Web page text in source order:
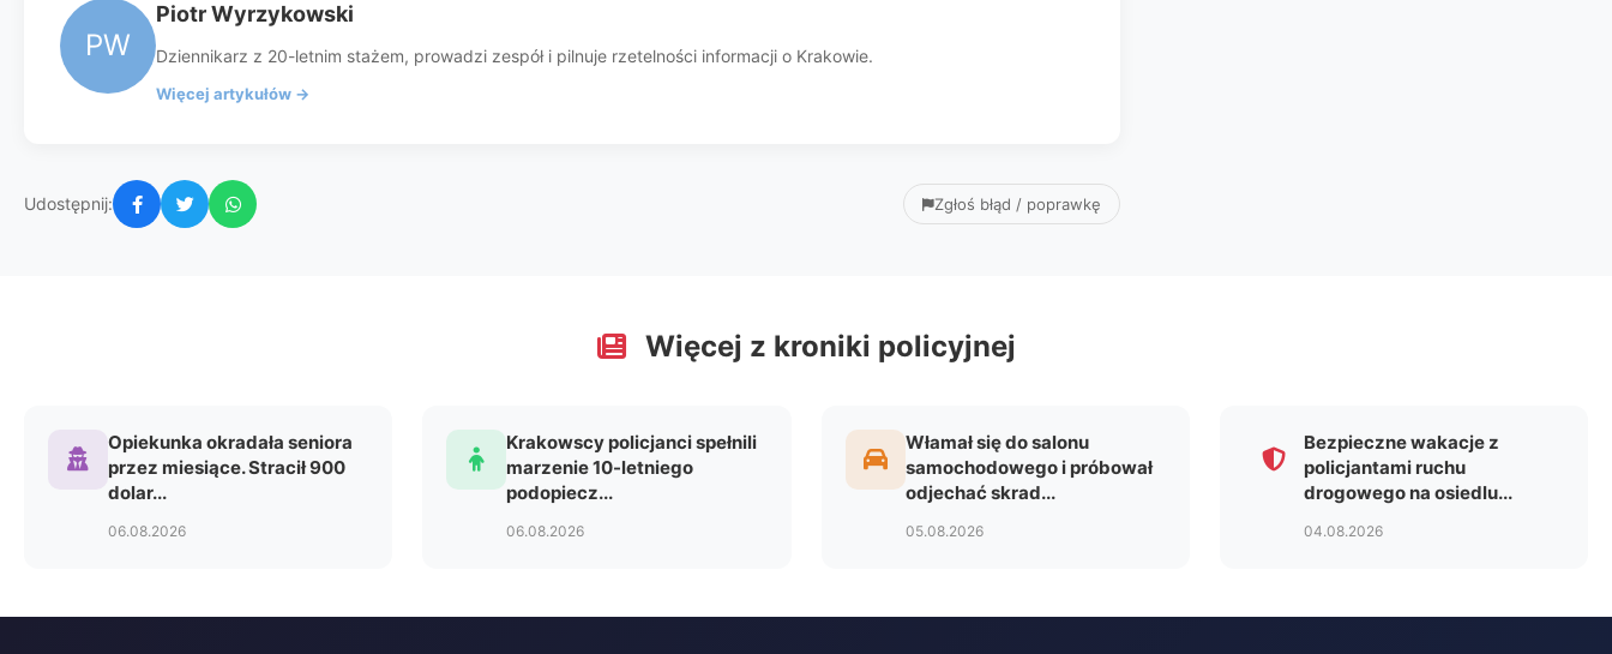
PW
Piotr Wyrzykowski
Dziennikarz z 20-letnim stażem, prowadzi zespół i pilnuje rzetelności informacji o Krakowie.
Więcej artykułów →
Udostępnij: Zgłoś błąd / poprawkę
Więcej z kroniki policyjnej
Opiekunka okradała seniora
przez miesiące. Stracił 900
dolar...
06.08.2026
Krakowscy policjanci spełnili
marzenie 10-letniego
podopiecz...
06.08.2026
Włamał się do salonu
samochodowego i próbował
odjechać skrad...
05.08.2026
Bezpieczne wakacje z
policjantami ruchu
drogowego na osiedlu...
04.08.2026